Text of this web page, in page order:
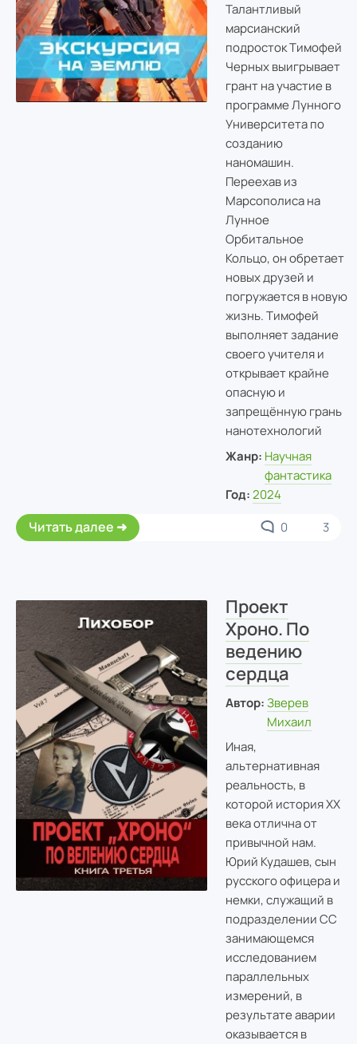
Талантливый
марсианский
подросток Тимофей
Черных выигрывает
грант на участие в
программе Лунного
Университета по
созданию
наномашин.
Переехав из
Марсополиса на
Лунное
Орбитальное
Кольцо, он обретает
новых друзей и
погружается в новую
жизнь. Тимофей
выполняет задание
своего учителя и
открывает крайне
опасную и
запрещённую грань
нанотехнологий
Жанр: Научная
фантастика
Год: 2024
Читать далее 0 3
Проект
Хроно. По
ведению
сердца
Автор: Зверев
Михаил
Иная,
альтернативная
реальность, в
которой история ХХ
века отлична от
привычной нам.
Юрий Кудашев, сын
русского офицера и
немки, служащий в
подразделении СС
занимающемся
исследованием
параллельных
измерений, в
результате аварии
оказывается в